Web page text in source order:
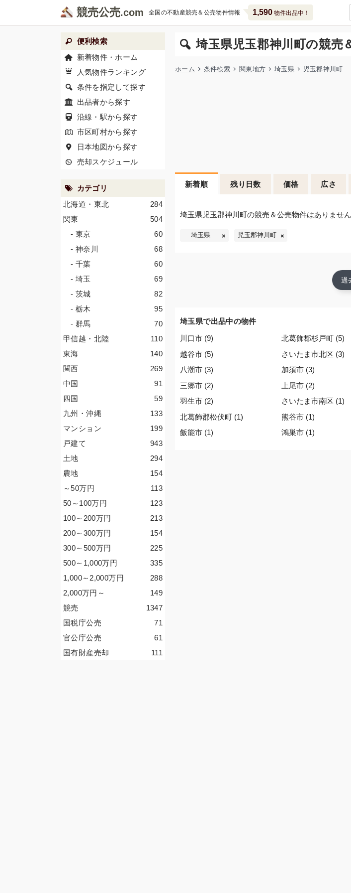
競売公売 全国の不動産競売＆公売物件情報 1,590物件出品中！
埼玉県児玉郡神川町の競売
ホーム 条件検索 関東地方 埼玉県 児玉郡神川町
新着順 残り日数 価格 広さ
埼玉県児玉郡神川町の競売＆公売物件はありません
埼玉県 児玉郡神川町
過
埼玉県で出品中の物件
川口市 (9) 北葛飾郡杉戸町 (5)
越谷市 (5)
さいたま市北区 (3)
八潮市 (3)
加須市 (3)
三郷市 (2)
上尾市 (2)
羽生市 (2)
さいたま市南区 (1)
北葛飾郡松伏町 (1)
熊谷市 (1)
飯能市 (1)
鴻巣市 (1)
便利検索
新着物件・ホーム
人気物件ランキング
条件を指定して探す
出品者から探す
沿線・駅から探す
市区町村から探す
日本地図から探す
売却スケジュール
カテゴリ
284
北海道・東北
504
関東
60
- 東京
68
- 神奈川
60
- 千葉
69
- 埼玉
82
- 茨城
95
- 栃木
70
- 群馬
110
甲信越・北陸
140
東海
269
関西
91
中国
59
四国
133
九州・沖縄
199
マンション
943
戸建て
294
土地
154
農地
113
～50万円
123
50～100万円
213
100～200万円
154
200～300万円
225
300～500万円
335
500～1,000万円
288
1,000～2,000万円
149
2,000万円 ～
1347
競売
71
国税庁公売
61
官公庁公売
111
国有財産売却